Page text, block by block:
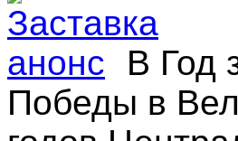
В Год
Победы в